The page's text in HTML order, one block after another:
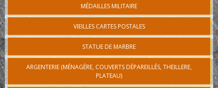
MÉDAILLES MILITAIRE
VIEILLES CARTES POSTALES
STATUE DE MARBRE
ARGENTERIE (MÉNAGÈRE, COUVERTS DÉPAREILLÉS, THEILLERE,
PLATEAU)